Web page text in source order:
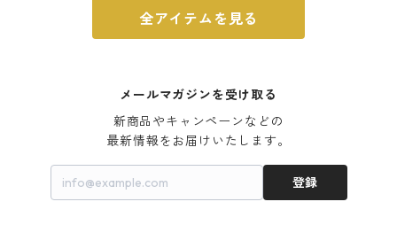
全アイテムを見る
メールマガジンを受け取る
新商品やキャンペーンなどの
最新情報をお届けいたします。
登録